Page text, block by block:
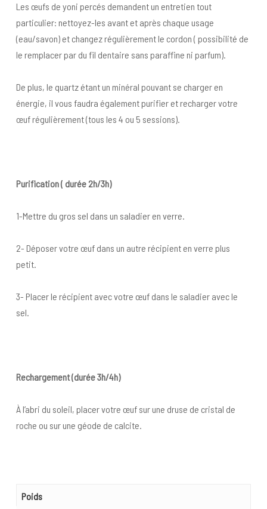
Les œufs de yoni percés demandent un entretien tout
particulier: nettoyez-les avant et après chaque usage
(eau/savon) et changez régulièrement le cordon ( possibilité de
le remplacer par du fil dentaire sans paraffine ni parfum).
De plus, le quartz étant un minéral pouvant se charger en
énergie, il vous faudra également purifier et recharger votre
œuf régulièrement (tous les 4 ou 5 sessions).
Purification ( durée 2h/3h)
1-Mettre du gros sel dans un saladier en verre.
2- Déposer votre œuf dans un autre récipient en verre plus
petit.
3- Placer le récipient avec votre œuf dans le saladier avec le
sel.
Rechargement (durée 3h/4h)
À l’abri du soleil, placer votre œuf sur une druse de cristal de
roche ou sur une géode de calcite.
Poids